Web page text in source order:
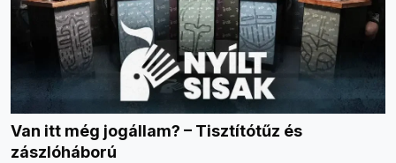
Van itt még jogállam? – Tisztítótűz és
zászlóháború